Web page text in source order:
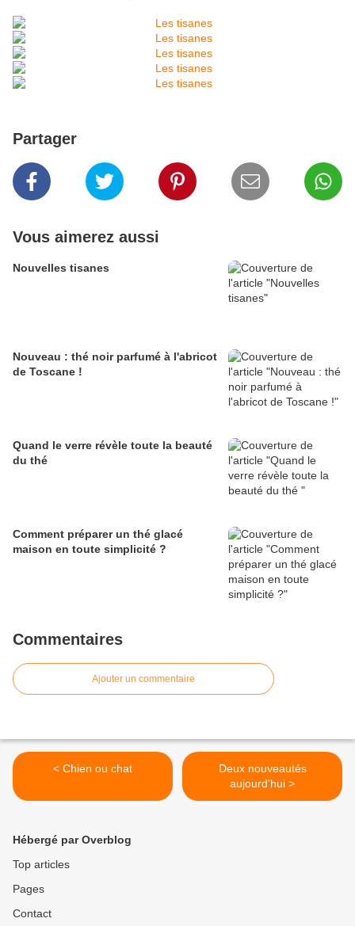
Partager
Vous aimerez aussi
Nouvelles tisanes
Nouveau : thé noir parfumé à l'abricot
de Toscane !
Quand le verre révèle toute la beauté
du thé
Comment préparer un thé glacé
maison en toute simplicité ?
Commentaires
Ajouter un commentaire
< Chien ou chat
Deux nouveautés
aujourd'hui >
Hébergé par Overblog
Top articles
Pages
Contact